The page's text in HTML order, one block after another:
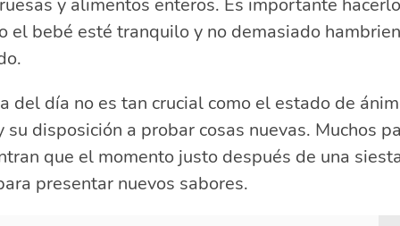
y alimentos enteros. Es importante hacerlo
el bebé esté tranquilo y no demasiado
del día no es tan crucial como el estado de
su disposición a probar cosas nuevas. Muchos
que el momento justo después de una
presentar nuevos sabores.